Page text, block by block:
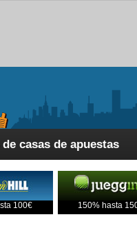
casas de apuestas
100€ 150% hasta